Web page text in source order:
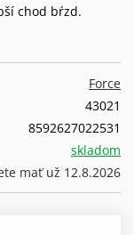
chod bŕzd.
Force
43021
8592627022531
skladom
mať už 12.8.2026